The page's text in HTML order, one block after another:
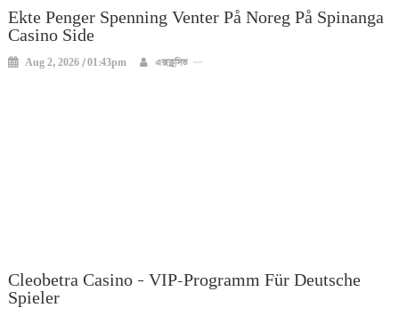
Ekte Penger Spenning Venter På Noreg På Spinanga
Casino Side
Aug 2, 2026 / 01:43pm এক্সক্লুসিভ
Cleobetra Casino – VIP-Programm Für Deutsche
Spieler